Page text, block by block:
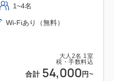
大人 2名 1 室
税・手数料込
合計 54,000 円~
1~4名
Wi-Fiあり（無料）